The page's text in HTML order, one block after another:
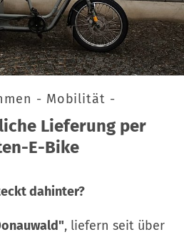
- Mobilität -
Lieferung per
E-Bike
dahinter?
, liefern seit über